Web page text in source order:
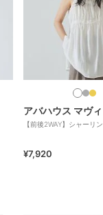
アバハウス マヴィ
【前後2WAY】シャーリ
¥7,920